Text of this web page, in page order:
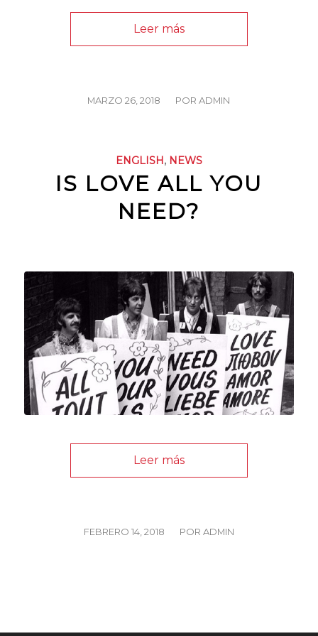
Leer más
MARZO 26, 2018
/ PORADMIN
ENGLISH, NEWS
IS LOVE ALL YOU
NEED?
Leer más
FEBRERO 14, 2018
/ POR ADMIN